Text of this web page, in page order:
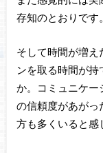
存知のとおりです
そして時間が増え
ンを取る時間が持
か。コミュニケー
の信頼度があがっ
方も多くいると感